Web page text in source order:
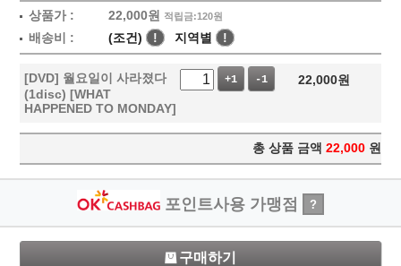
상품가 : 22,000원 적립금:120원
배송비 : (조건) ! 지역별 !
[DVD] 월요일이 사라졌다
(1disc) [WHAT
HAPPENED TO MONDAY]
+1 -1 22,000원
총 상품 금액 22,000 원
포인트사용 가맹점 ?
구매하기